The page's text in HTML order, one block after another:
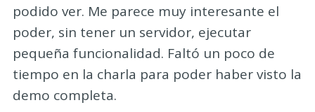
podido ver. Me parece muy interesante el
poder, sin tener un servidor, ejecutar
pequeña funcionalidad. Faltó un poco de
tiempo en la charla para poder haber visto la
demo completa.